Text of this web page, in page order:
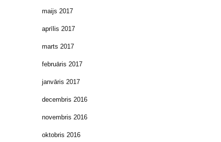
maijs 2017
aprīlis 2017
marts 2017
februāris 2017
janvāris 2017
decembris 2016
novembris 2016
oktobris 2016